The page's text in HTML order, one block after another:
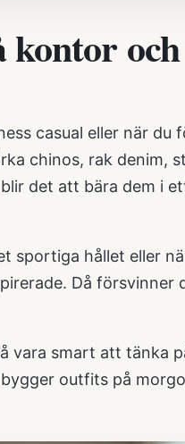
kontor
casual eller när du
chinos, rak denim,
det att bära dem i
sportiga hållet eller
Då försvinner
vara smart att tänka
outfits på